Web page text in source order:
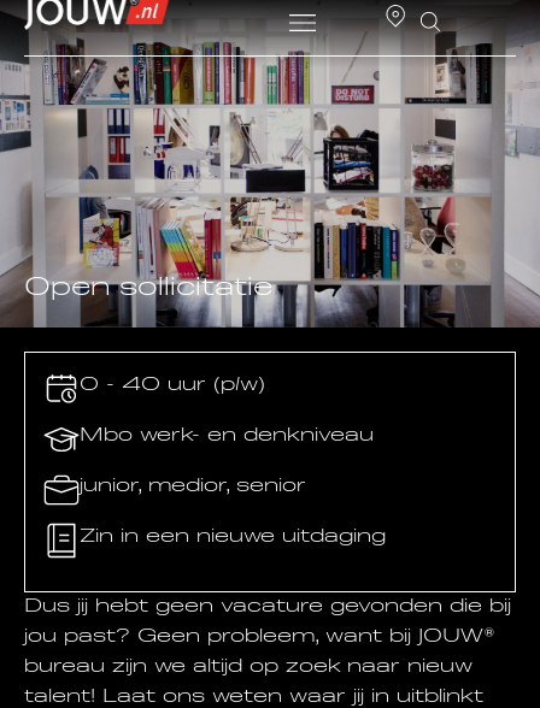
Open sollicitatie
Dus jij hebt geen vacature gevonden die bij
jou past? Geen probleem, want bij JOUW®
bureau zijn we altijd op zoek naar nieuw
talent! Laat ons weten waar jij in uitblinkt
0 - 40 uur (p/w)
Mbo werk- en denkniveau
junior, medior, senior
Zin in een nieuwe uitdaging